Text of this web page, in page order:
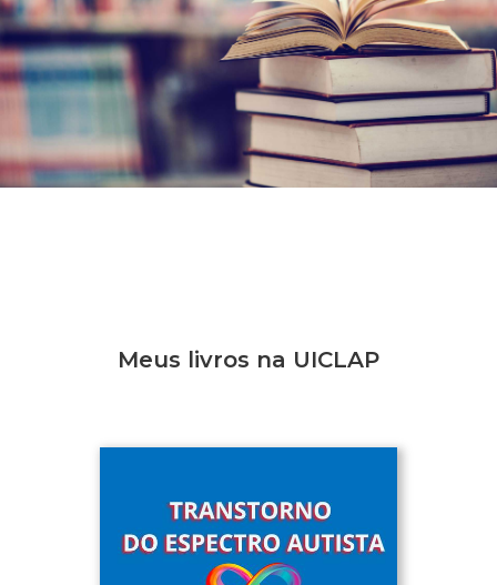
Meus livros na UICLAP